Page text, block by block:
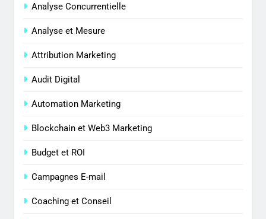
Analyse Concurrentielle
Analyse et Mesure
Attribution Marketing
Audit Digital
Automation Marketing
Blockchain et Web3 Marketing
Budget et ROI
Campagnes E-mail
Coaching et Conseil